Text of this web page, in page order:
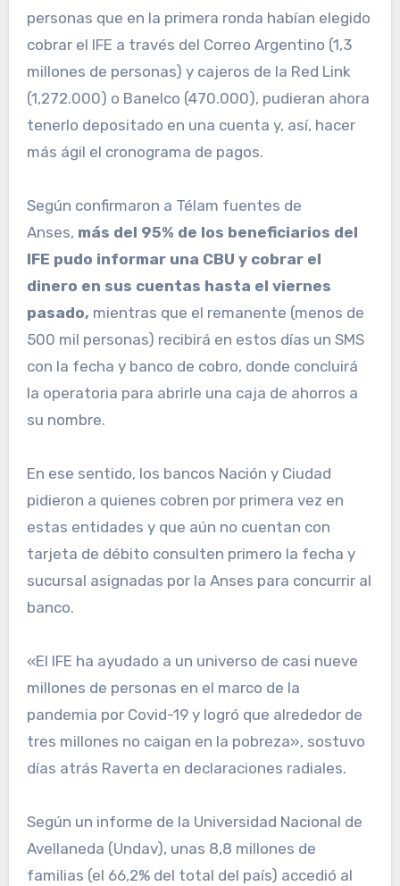
personas que en la primera ronda habían elegido
cobrar el IFE a través del Correo Argentino (1,3
millones de personas) y cajeros de la Red Link
(1,272.000) o Banelco (470.000), pudieran ahora
tenerlo depositado en una cuenta y, así, hacer
más ágil el cronograma de pagos.
Según confirmaron a Télam fuentes de
Anses, más del 95% de los beneficiarios del
IFE pudo informar una CBU y cobrar el
dinero en sus cuentas hasta el viernes
pasado, mientras que el remanente (menos de
500 mil personas) recibirá en estos días un SMS
con la fecha y banco de cobro, donde concluirá
la operatoria para abrirle una caja de ahorros a
su nombre.
En ese sentido, los bancos Nación y Ciudad
pidieron a quienes cobren por primera vez en
estas entidades y que aún no cuentan con
tarjeta de débito consulten primero la fecha y
sucursal asignadas por la Anses para concurrir al
banco.
«El IFE ha ayudado a un universo de casi nueve
millones de personas en el marco de la
pandemia por Covid-19 y logró que alrededor de
tres millones no caigan en la pobreza», sostuvo
días atrás Raverta en declaraciones radiales.
Según un informe de la Universidad Nacional de
Avellaneda (Undav), unas 8,8 millones de
familias (el 66,2% del total del país) accedió al